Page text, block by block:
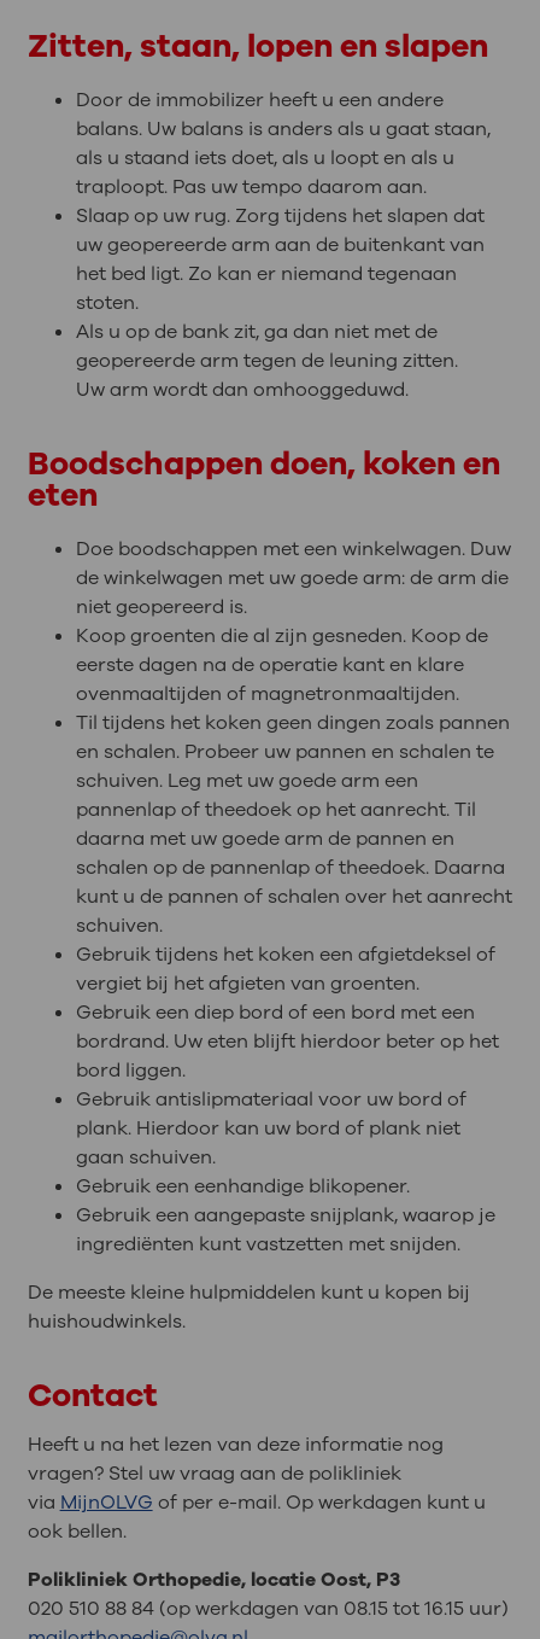
Zitten, staan, lopen en slapen
Door de immobilizer heeft u een andere
balans. Uw balans is anders als u gaat staan,
als u staand iets doet, als u loopt en als u
traploopt. Pas uw tempo daarom aan.
Slaap op uw rug. Zorg tijdens het slapen dat
uw geopereerde arm aan de buitenkant van
het bed ligt. Zo kan er niemand tegenaan
stoten.
Als u op de bank zit, ga dan niet met de
geopereerde arm tegen de leuning zitten.
Uw arm wordt dan omhooggeduwd.
Boodschappen doen, koken en
eten
Doe boodschappen met een winkelwagen. Duw
de winkelwagen met uw goede arm: de arm die
niet geopereerd is.
Koop groenten die al zijn gesneden. Koop de
eerste dagen na de operatie kant en klare
ovenmaaltijden of magnetronmaaltijden.
Til tijdens het koken geen dingen zoals pannen
en schalen. Probeer uw pannen en schalen te
schuiven. Leg met uw goede arm een
pannenlap of theedoek op het aanrecht. Til
daarna met uw goede arm de pannen en
schalen op de pannenlap of theedoek. Daarna
kunt u de pannen of schalen over het aanrecht
schuiven.
Gebruik tijdens het koken een afgietdeksel of
vergiet bij het afgieten van groenten.
Gebruik een diep bord of een bord met een
bordrand. Uw eten blijft hierdoor beter op het
bord liggen.
Gebruik antislipmateriaal voor uw bord of
plank. Hierdoor kan uw bord of plank niet
gaan schuiven.
Gebruik een eenhandige blikopener.
Gebruik een aangepaste snijplank, waarop je
ingrediënten kunt vastzetten met snijden.
De meeste kleine hulpmiddelen kunt u kopen bij
huishoudwinkels.
Contact
Heeft u na het lezen van deze informatie nog
vragen? Stel uw vraag aan de polikliniek
via MijnOLVG of per e-mail. Op werkdagen kunt u
ook bellen.
Polikliniek Orthopedie, locatie Oost, P3
020 510 88 84 (op werkdagen van 08.15 tot 16.15 uur)